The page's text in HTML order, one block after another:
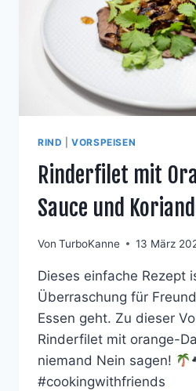
RIND |VORSPEISEN
Rinderfilet mit
Sauce und
Von TurboKanne 13 März
Dieses einfache Rezept
Überraschung für
Essen geht. Zu dieser
Rinderfilet mit orange-
niemand Nein sagen!
#cookingwithfriends